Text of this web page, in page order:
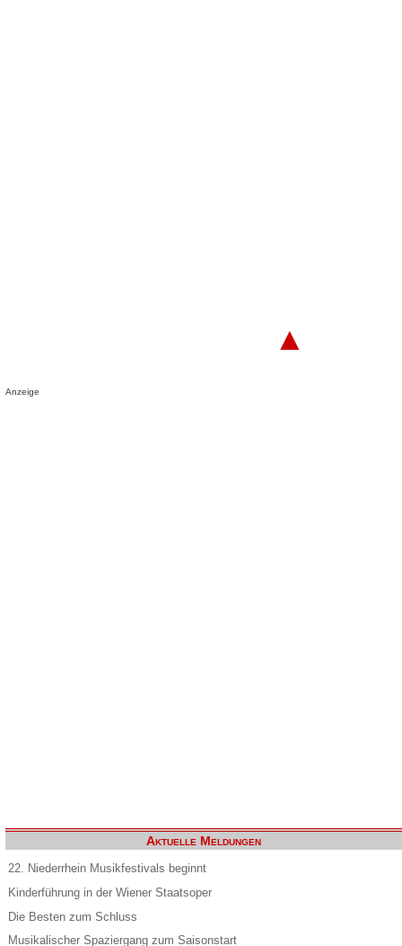
▲
Anzeige
Aktuelle Meldungen
22. Niederrhein Musikfestivals beginnt
Kinderführung in der Wiener Staatsoper
Die Besten zum Schluss
Musikalischer Spaziergang zum Saisonstart